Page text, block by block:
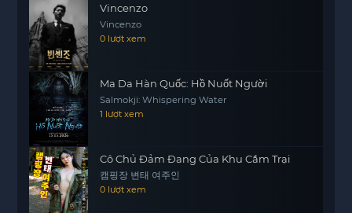
chàng trai đi trên dây, điều này khiến gã lang
thang cảm thấy buồn bã. Cuộc sống ở rạp xiếc trở
nên phức tạp hơn khi những cảm xúc lẫn lộn giữa
tình bạn và tình yêu bắt đầu xuất hiện.
Rạp Xiếc không chỉ là nơi biểu diễn mà còn là nơi
gã lang thang học được nhiều bài học về tình yêu
và cuộc sống. Trong bối cảnh của những cuộc thi
tài năng và sự cạnh tranh trong tình cảm, gã lang
thang phải tự khám phá chính mình và tìm cách
vượt qua những cảm xúc khó khăn này.
Vincenzo
Vincenzo
0 lượt xem
Ma Da Hàn Quốc: Hồ Nuốt Người
Salmokji: Whispering Water
1 lượt xem
Cô Chủ Đảm Đang Của Khu Cắm Trại
캠핑장 변태 여주인
0 lượt xem